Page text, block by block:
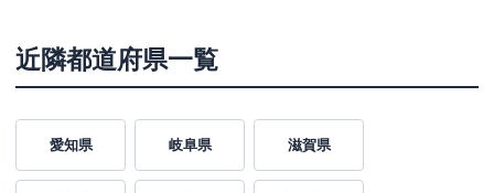
近隣都道府県一覧
愛知県 岐阜県 滋賀県